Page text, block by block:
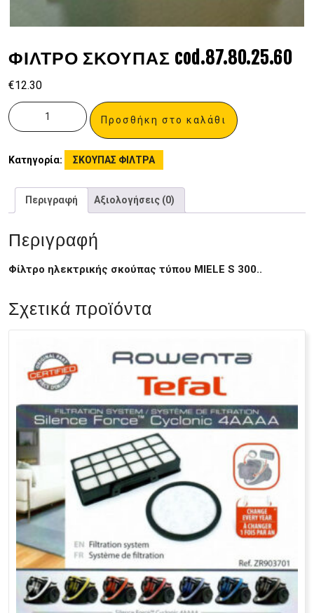
ΦΙΛΤΡΟ ΣΚΟΥΠΑΣ cod.87.80.25.60
€12.30
Προσθήκη στο καλάθι
Κατηγορία: ΣΚΟΥΠΑΣ ΦΙΛΤΡΑ
Περιγραφή Αξιολογήσεις (0)
Περιγραφή
Φίλτρο ηλεκτρικής σκούπας τύπου MIELE S 300..
Σχετικά προϊόντα